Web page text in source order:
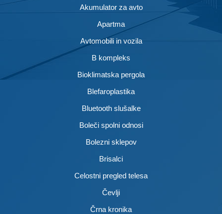
Akumulator za avto
Apartma
Avtomobili in vozila
B kompleks
Bioklimatska pergola
Blefaroplastika
Bluetooth slušalke
Boleči spolni odnosi
Bolezni sklepov
Brisalci
Celostni pregled telesa
Čevlji
Črna kronika